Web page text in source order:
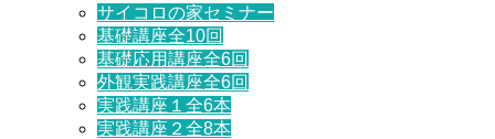
サイコロの家セミナー
基礎講座全10回
基礎応用講座全6回
外観実践講座全6回
実践講座１全6本
実践講座２全8本